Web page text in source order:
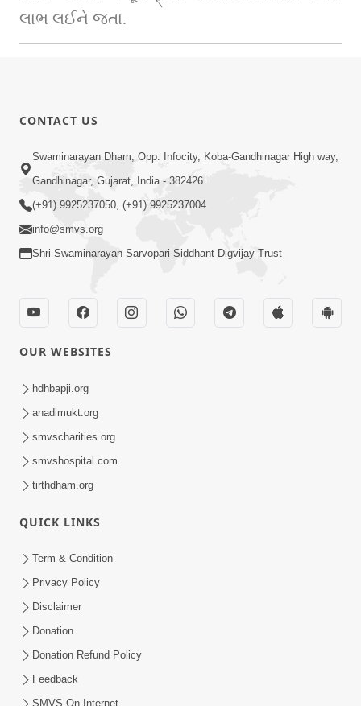
લાભ લઈને જતા.
CONTACT US
Swaminarayan Dham, Opp. Infocity, Koba-Gandhinagar High way,
Gandhinagar, Gujarat, India - 382426
(+91) 9925237050, (+91) 9925237004
info@smvs.org
Shri Swaminarayan Sarvopari Siddhant Digvijay Trust
OUR WEBSITES
hdhbapji.org
anadimukt.org
smvscharities.org
smvshospital.com
tirthdham.org
QUICK LINKS
Term & Condition
Privacy Policy
Disclaimer
Donation
Donation Refund Policy
Feedback
SMVS On Internet